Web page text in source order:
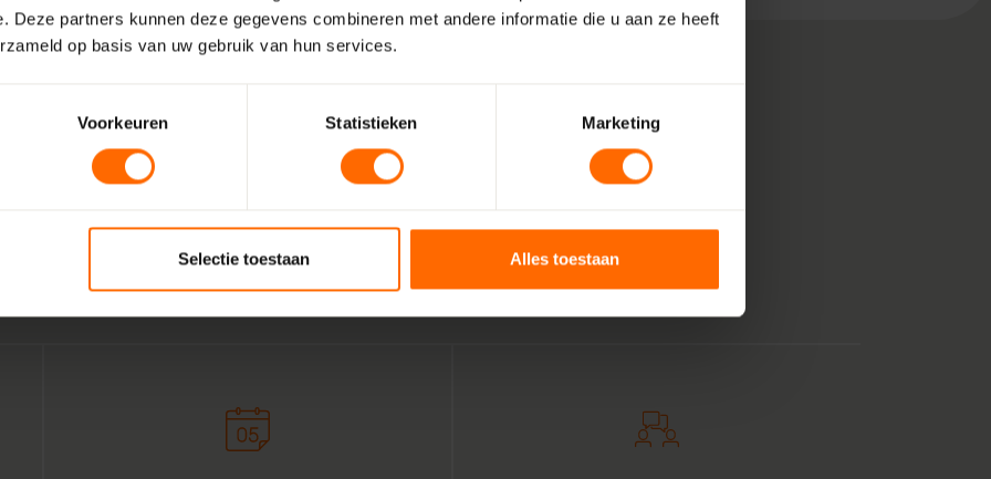
Deze partners kunnen deze gegevens combineren met andere informatie die u aan ze heeft
op basis van uw gebruik van hun services.
Voorkeuren Statistieken Marketing
Selectie toestaan Alles toestaan
vakmensen. Echte professionals die weten wat het beste is voor jouw klus in
voor bouwprofessionals simpeler te maken. Geef het een oranje tintje. En zie
daar: Skodora in een notendop.